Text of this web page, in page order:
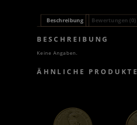
Beschreibung Bewertungen (0)
BESCHREIBUNG
Keine Angaben.
ÄHNLICHE PRODUKTE